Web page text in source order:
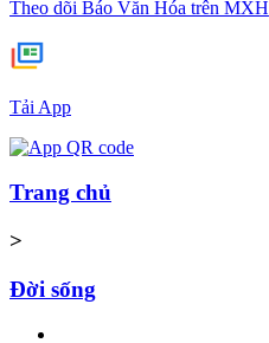
Theo dõi Báo Văn Hóa trên MXH
Tải App
Trang chủ
>
Đời sống